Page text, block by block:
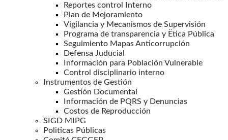
Reportes control Interno
Plan de Mejoramiento
Vigilancia y Mecanismos de Supervisión
Programa de transparencia y Ëtica Pública
Seguimiento Mapas Anticorrupción
Defensa Juducial
Información para Población Vulnerable
Control disciplinario interno
Instrumentos de Gestión
Gestión Documental
Información de PQRS y Denuncias
Costos de Reproducción
SIGD MIPG
Politicas Públicas